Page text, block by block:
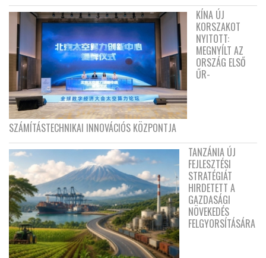
KÍNA ÚJ
KORSZAKOT
NYITOTT:
MEGNYÍLT AZ
ORSZÁG ELSŐ
ŰR-
SZÁMÍTÁSTECHNIKAI INNOVÁCIÓS KÖZPONTJA
TANZÁNIA ÚJ
FEJLESZTÉSI
STRATÉGIÁT
HIRDETETT A
GAZDASÁGI
NÖVEKEDÉS
FELGYORSÍTÁSÁRA